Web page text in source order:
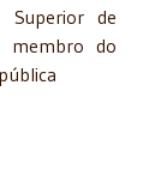
Superior de
membro do